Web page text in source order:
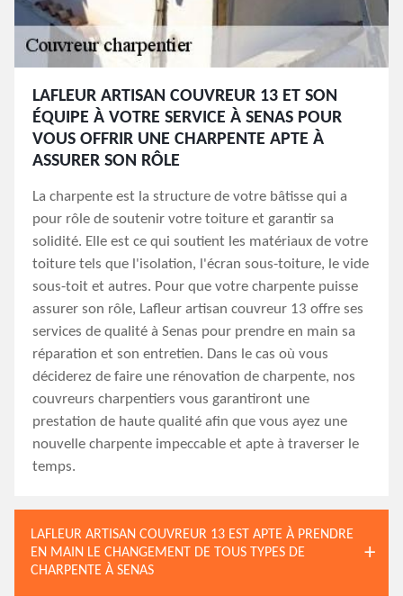
LAFLEUR ARTISAN COUVREUR 13 ET SON
ÉQUIPE À VOTRE SERVICE À SENAS POUR
VOUS OFFRIR UNE CHARPENTE APTE À
ASSURER SON RÔLE
La charpente est la structure de votre bâtisse qui a
pour rôle de soutenir votre toiture et garantir sa
solidité. Elle est ce qui soutient les matériaux de votre
toiture tels que l'isolation, l'écran sous-toiture, le vide
sous-toit et autres. Pour que votre charpente puisse
assurer son rôle, Lafleur artisan couvreur 13 offre ses
services de qualité à Senas pour prendre en main sa
réparation et son entretien. Dans le cas où vous
déciderez de faire une rénovation de charpente, nos
couvreurs charpentiers vous garantiront une
prestation de haute qualité afin que vous ayez une
nouvelle charpente impeccable et apte à traverser le
temps.
LAFLEUR ARTISAN COUVREUR 13 EST APTE À PRENDRE
EN MAIN LE CHANGEMENT DE TOUS TYPES DE
CHARPENTE À SENAS